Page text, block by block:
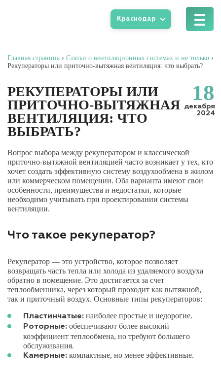
Краснодар
Главная страница › Статьи о вентиляционных системах и не только ›
Рекуператоры или приточно-вытяжная вентиляция: что выбрать?
РЕКУПЕРАТОРЫ ИЛИ
ПРИТОЧНО-ВЫТЯЖНАЯ
ВЕНТИЛЯЦИЯ: ЧТО
ВЫБРАТЬ?
18
декабря
2024
Вопрос выбора между рекуператором и классической
приточно-вытяжной вентиляцией часто возникает у тех, кто
хочет создать эффективную систему воздухообмена в жилом
или коммерческом помещении. Оба варианта имеют свои
особенности, преимущества и недостатки, которые
необходимо учитывать при проектировании системы
вентиляции.
Что такое рекуператор?
Рекуператор — это устройство, которое позволяет
возвращать часть тепла или холода из удаляемого воздуха
обратно в помещение. Это достигается за счет
теплообменника, через который проходит как вытяжной,
так и приточный воздух. Основные типы рекуператоров:
Пластинчатые: наиболее простые и недорогие.
Роторные: обеспечивают более высокий
коэффициент теплообмена, но требуют большего
обслуживания.
Камерные: компактные, но менее эффективные.